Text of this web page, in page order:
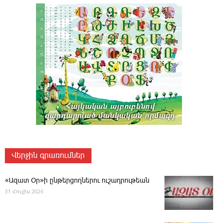
Վերջին գրառումներ
«Ազատ Օր»ի ընթերցողներու ուշադրութեան
31 Հուլիս 2026